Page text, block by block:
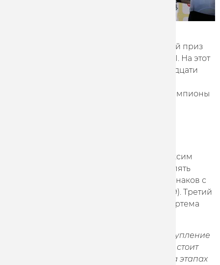
международных соревнованиях "Большой приз
Тулы", которые проводятся под эгидой UCI. На этот
раз в Тулу приехали участники из двенадцати
выступили призеры Олимпийских игр, чемпионы
В мужском мэдисоне Артур Ершов и Максим
Пискунов выиграли c преимуществом в пять
очков. Гонщик нашей команды Виктор Манаков с
Владимиром Ильченко стали вторыми (79). Третий
результат у представителей Казахстана Артема
"Это уже третье наше выступление
в мэдисоне. Конечно, в этой часть сезона стоит
задача набрать очки для выступления на этапах